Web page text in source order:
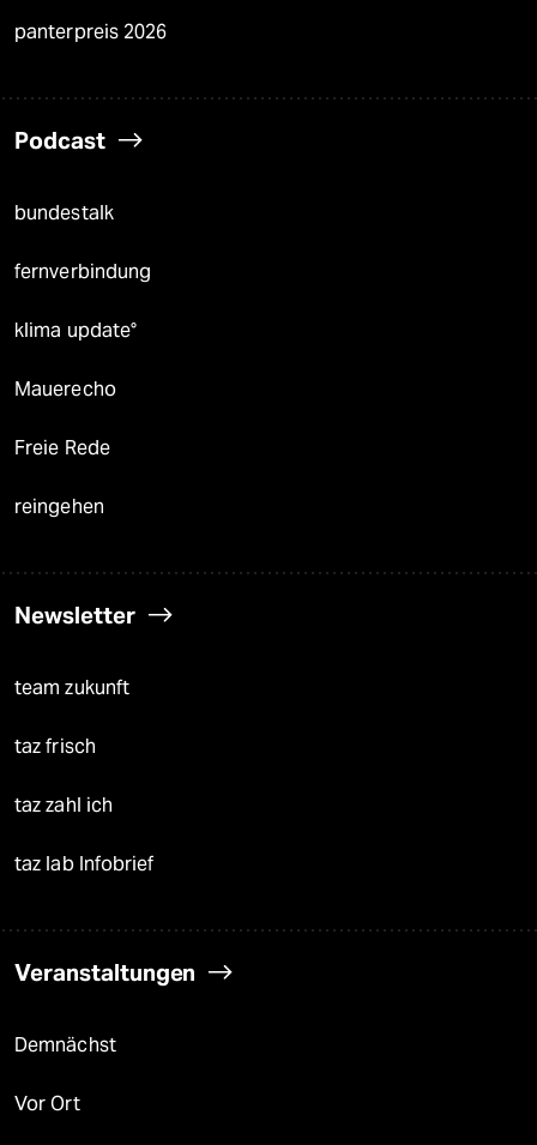
panterpreis 2026
Podcast
bundestalk
fernverbindung
klima update°
Mauerecho
Freie Rede
reingehen
Newsletter
team zukunft
taz frisch
taz zahl ich
taz lab Infobrief
Veranstaltungen
Demnächst
Vor Ort